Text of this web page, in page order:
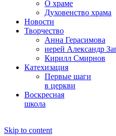
О храме
Духовенство храма
Новости
Творчество
Анна Герасимова
иерей Александр
Кирилл Смирнов
Катехизация
Первые шаги
в церкви
Воскресная
школа
Skip to content